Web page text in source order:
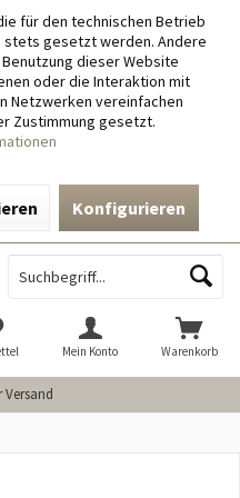
für den technischen Betrieb
gesetzt werden. Andere
dieser Website
oder die Interaktion mit
Netzwerken vereinfachen
Zustimmung gesetzt.
Konfigurieren
Versand
Warenkorb
Mein Konto